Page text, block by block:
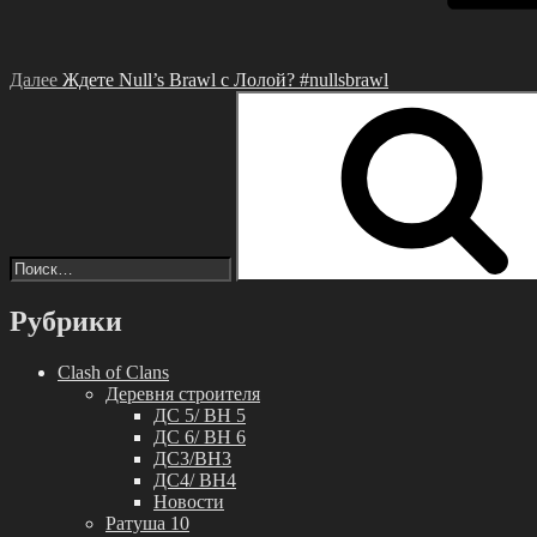
Далее Ждете Null’s Brawl с Лолой? #nullsbrawl
Рубрики
Clash of Clans
Деревня строителя
ДС 5/ BH 5
ДС 6/ BH 6
ДС3/BH3
ДС4/ BH4
Новости
Ратуша 10